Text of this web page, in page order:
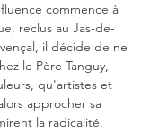
commence à
reclus au Jas-de-
il décide de ne
le Père Tanguy,
qu'artistes et
approcher sa
la radicalité.